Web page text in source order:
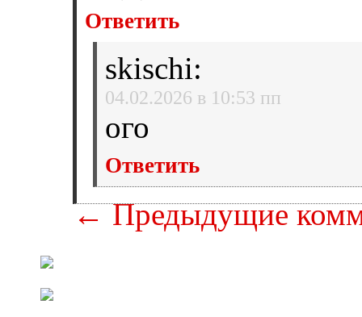
Ответить
skischi:
04.02.2026 в 10:53 пп
ого
Ответить
← Предыдущие